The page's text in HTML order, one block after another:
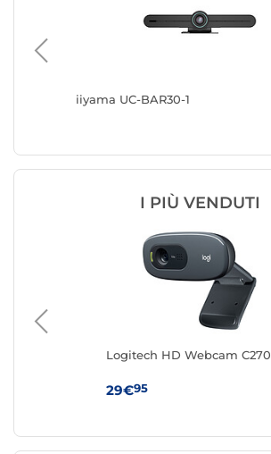
iiyama UC-BAR30-1
I PIÙ VENDUTI
Logitech HD Webcam C270
29€95